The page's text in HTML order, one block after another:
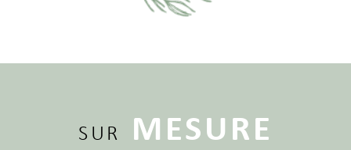
SUR MESURE